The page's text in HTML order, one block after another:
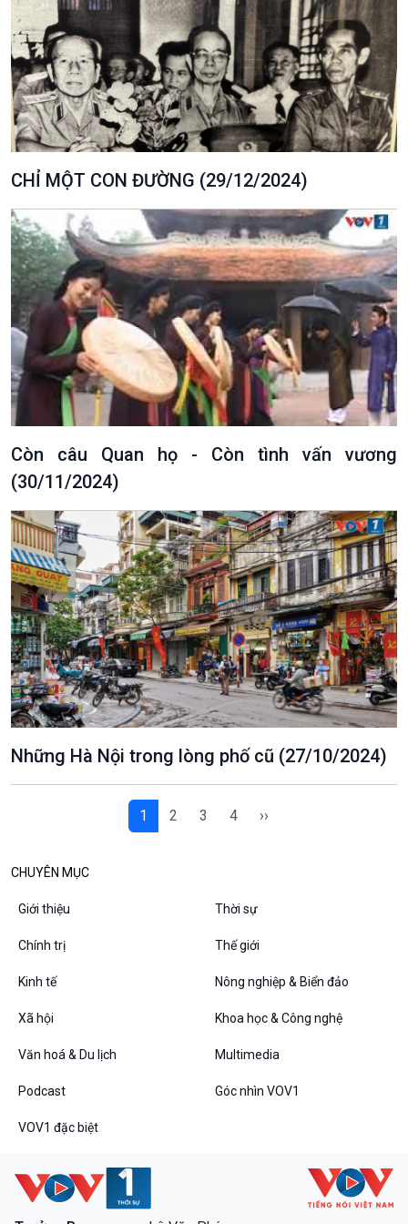
VOV1 đặc biệt
Thanh âm ký sự
Chân dung cuộc sống
Các chương trình đặc biệt
CHỈ MỘT CON ĐƯỜNG (29/12/2024)
Còn câu Quan họ - Còn tình vấn vương
(30/11/2024)
Những Hà Nội trong lòng phố cũ (27/10/2024)
1 2 3 4 ››
CHUYÊN MỤC
Giới thiệu Thời sự
Chính trị Thế giới
Kinh tế Nông nghiệp & Biển đảo
Xã hội Khoa học & Công nghệ
Văn hoá & Du lịch Multimedia
Podcast Góc nhìn VOV1
VOV1 đặc biệt